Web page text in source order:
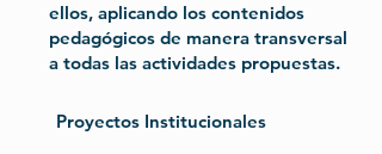
ellos, aplicando los contenidos
pedagógicos de manera transversal
a todas las actividades propuestas.
Proyectos Institucionales​